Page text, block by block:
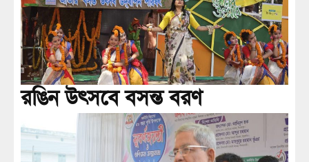
রঙিন উৎসবে বসন্ত বরণ